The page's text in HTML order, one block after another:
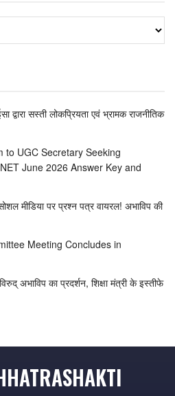
द्वारा सस्ती लोकप्रियता एवं भ्रामक राजनीतिक
to UGC Secretary Seeking
June 2026 Answer Key and
मीडिया पर प्रश्न पत्र वायरल! अभाविप की
Meeting Concludes in
अभाविप का प्रदर्शन, शिक्षा मंत्री के इस्तीफे